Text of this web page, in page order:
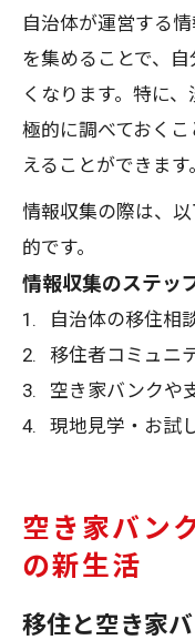
自治体が運営する
を集めることで、
くなります。特に
極的に調べておく
えることができます。
情報収集の際は、
的です。
情報収集のステッ
自治体の移住相
移住者コミュニ
空き家バンクや
現地見学・お試
空き家バン
の新生活
移住と空き家